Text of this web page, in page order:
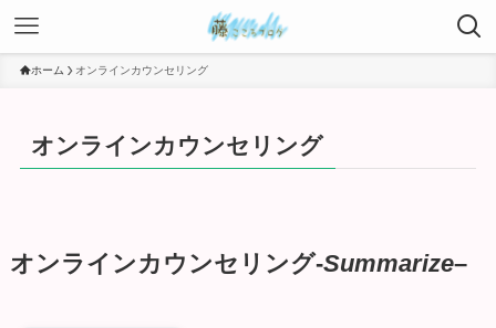
ホーム オンラインカウンセリング
オンラインカウンセリング
オンラインカウンセリング-Summarize–